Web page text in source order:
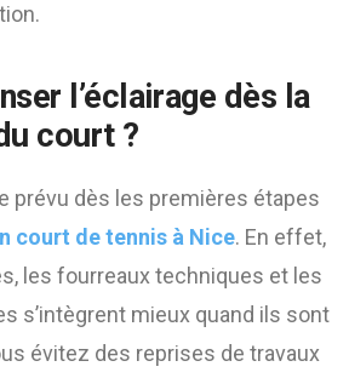
l’éclairage dès la
court ?
prévu dès les premières étapes
court de tennis à Nice. En effet,
les fourreaux techniques et les
s’intègrent mieux quand ils sont
évitez des reprises de travaux